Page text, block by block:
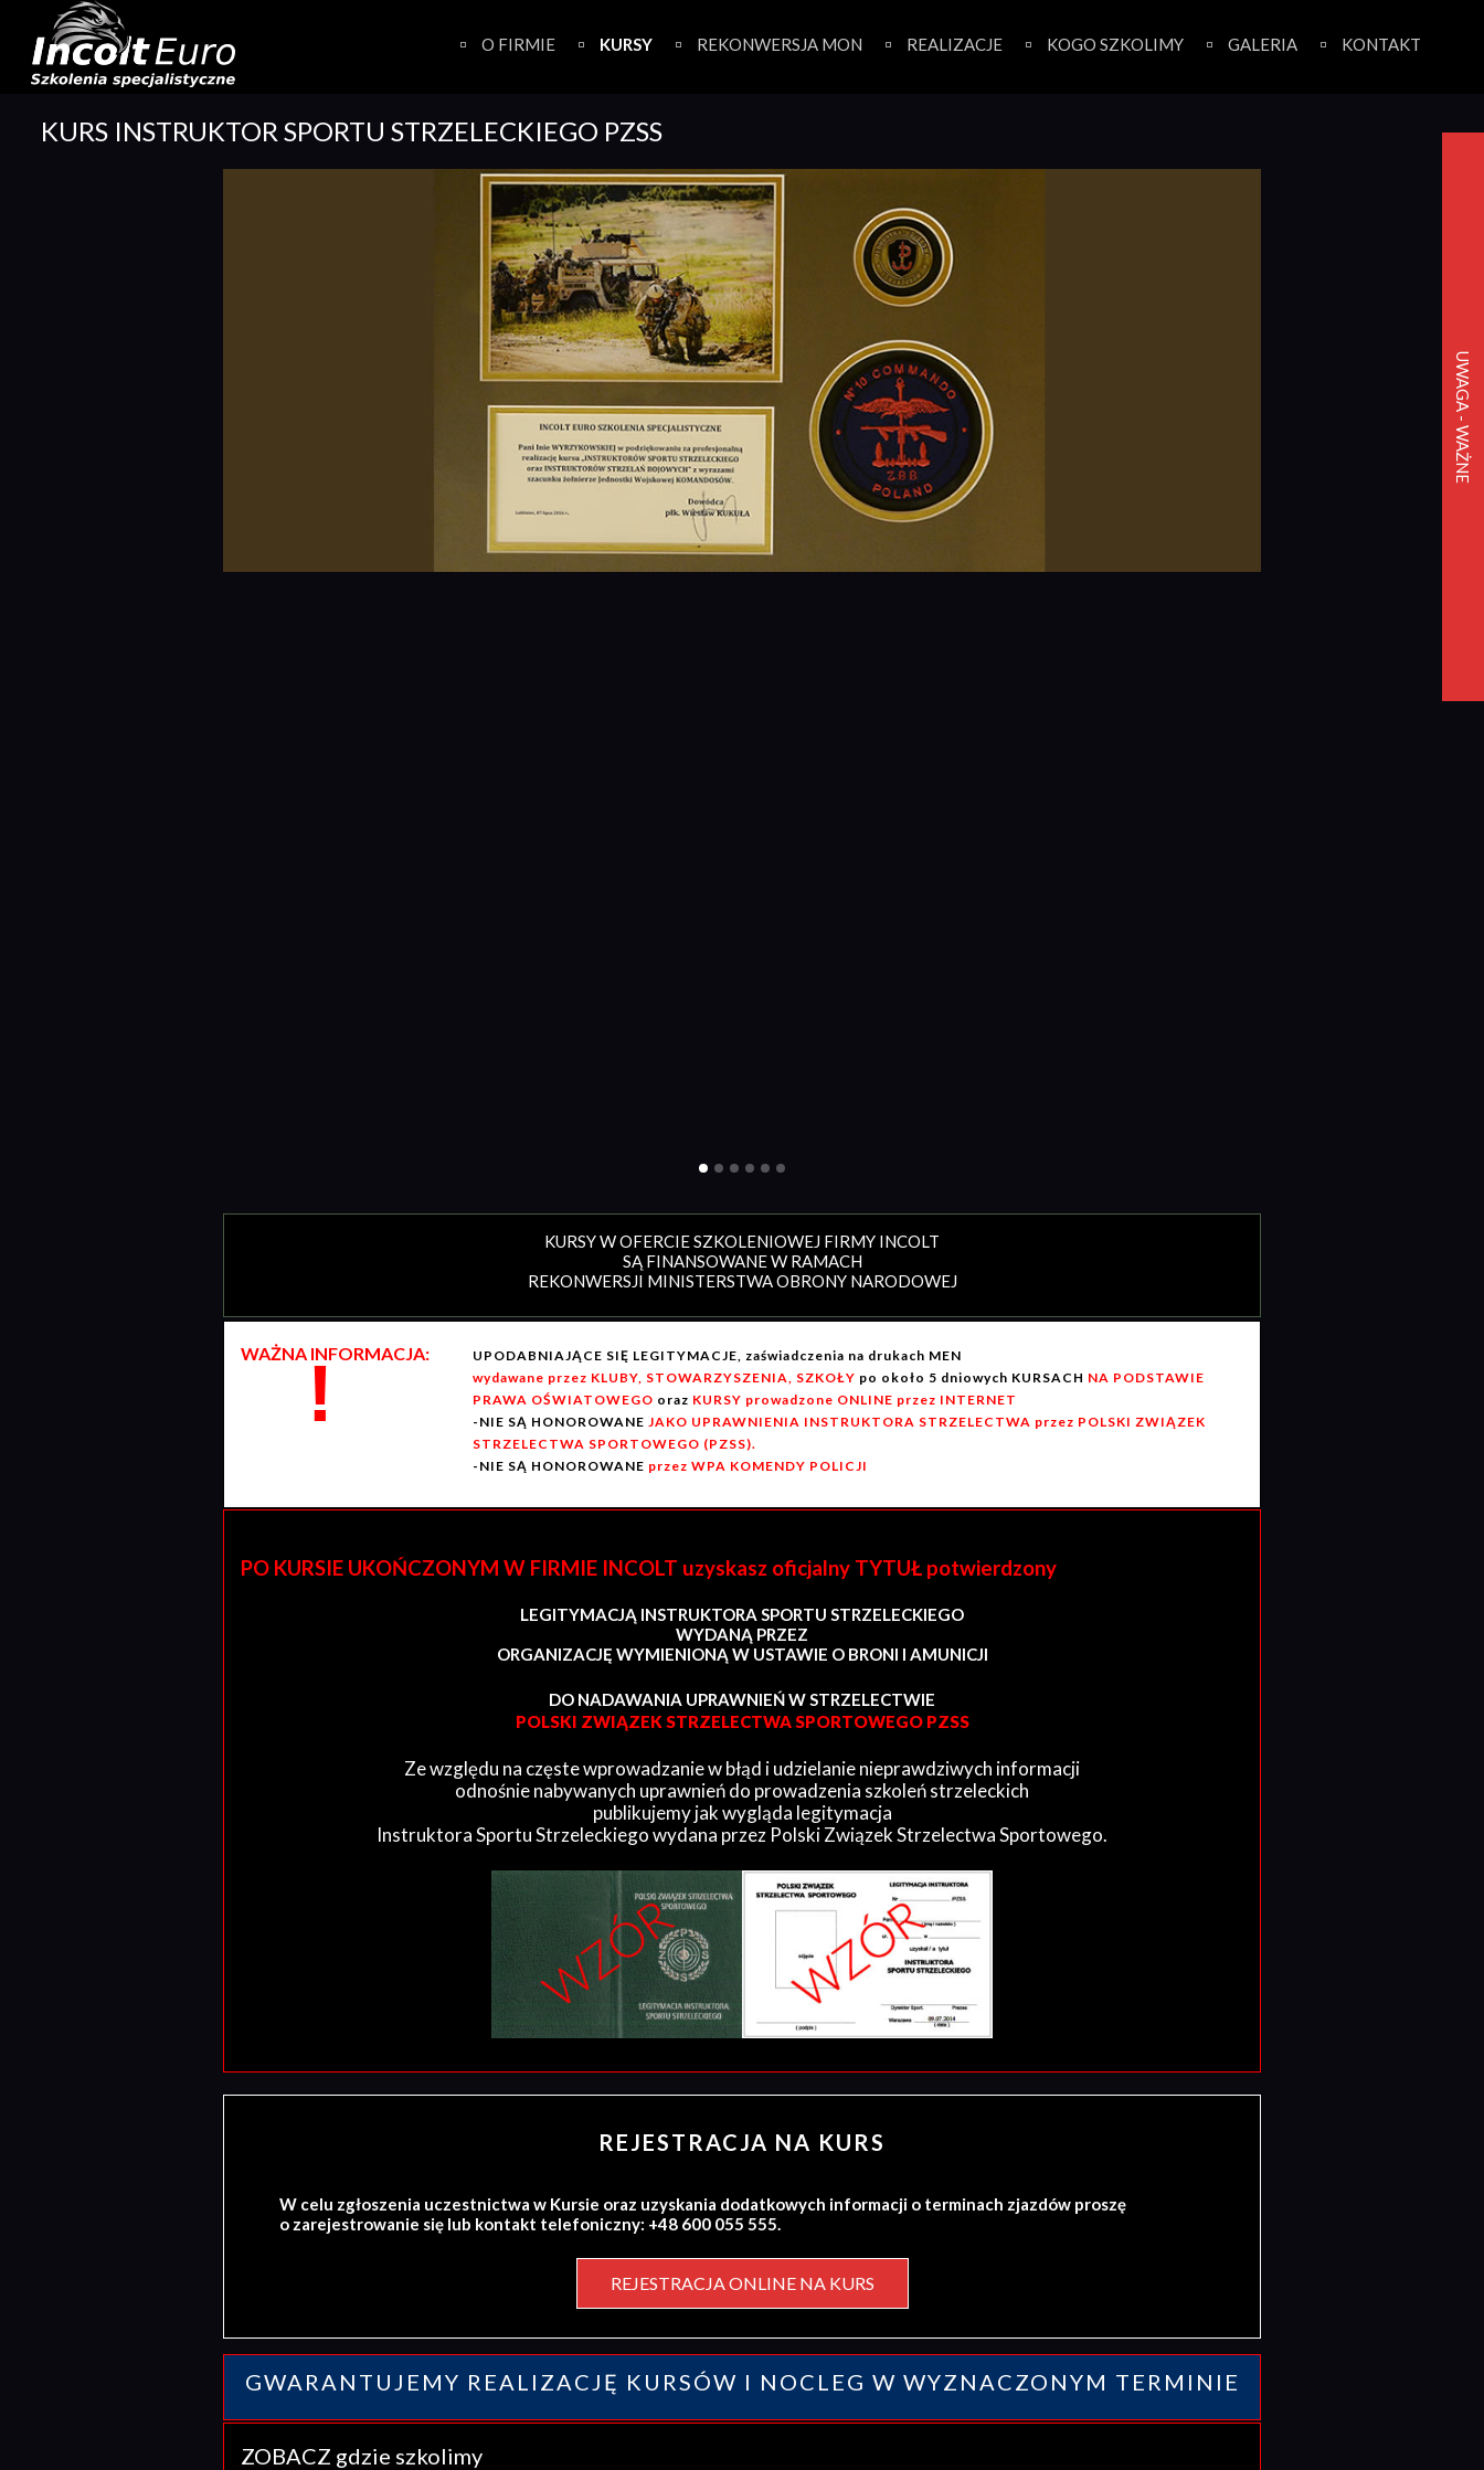
content
O FIRMIE KURSY REKONWERSJA MON REALIZACJE KOGO SZKOLIMY GALERIA KONTAKT
KURS INSTRUKTOR SPORTU STRZELECKIEGO PZSS
KURSY W OFERCIE SZKOLENIOWEJ FIRMY INCOLT
SĄ FINANSOWANE W RAMACH
REKONWERSJI MINISTERSTWA OBRONY NARODOWEJ
WAŻNA INFORMACJA:
!
UPODABNIAJĄCE SIĘ LEGITYMACJE, zaświadczenia na drukach MEN
wydawane przez KLUBY, STOWARZYSZENIA, SZKOŁY po około 5 dniowych KURSACH NA PODSTAWIE
PRAWA OŚWIATOWEGO oraz KURSY prowadzone ONLINE przez INTERNET
-NIE SĄ HONOROWANE JAKO UPRAWNIENIA INSTRUKTORA STRZELECTWA przez POLSKI ZWIĄZEK
STRZELECTWA SPORTOWEGO (PZSS).
-NIE SĄ HONOROWANE przez WPA KOMENDY POLICJI
PO KURSIE UKOŃCZONYM W FIRMIE INCOLT uzyskasz oficjalny TYTUŁ potwierdzony
LEGITYMACJĄ INSTRUKTORA SPORTU STRZELECKIEGO
WYDANĄ PRZEZ
ORGANIZACJĘ WYMIENIONĄ W USTAWIE O BRONI I AMUNICJI
DO NADAWANIA UPRAWNIEŃ W STRZELECTWIE
POLSKI ZWIĄZEK STRZELECTWA SPORTOWEGO PZSS
Ze względu na częste wprowadzanie w błąd i udzielanie nieprawdziwych informacji
odnośnie nabywanych uprawnień do prowadzenia szkoleń strzeleckich
publikujemy jak wygląda legitymacja
Instruktora Sportu Strzeleckiego wydana przez Polski Związek Strzelectwa Sportowego.
REJESTRACJA NA KURS
W celu zgłoszenia uczestnictwa w Kursie oraz uzyskania dodatkowych informacji o terminach zjazdów proszę
o zarejestrowanie się lub kontakt telefoniczny: +48 600 055 555.
REJESTRACJA ONLINE NA KURS
GWARANTUJEMY REALIZACJĘ KURSÓW I NOCLEG W WYZNACZONYM TERMINIE
ZOBACZ gdzie szkolimy
UWAGA - WAŻNE